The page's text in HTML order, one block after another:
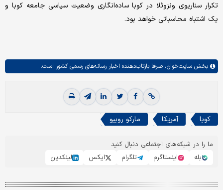
تکرار سناریوی ونزوئلا در کوبا ساده‌انگاری وضعیت سیاسی جامعه کوبا و
یک اشتباه محاسباتی خواهد بود.
بخش سایت‌خوان، صرفا بازتاب‌دهنده اخبار رسانه‌های رسمی کشور است.
کوبا آمریکا مارکو روبیو
ما را در شبکه‌های اجتماعی دنبال کنید
بله
اینستاگرم تلگرام ایکس لینکدین